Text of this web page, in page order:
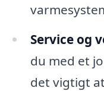
Service og
du med et
det vigtigt